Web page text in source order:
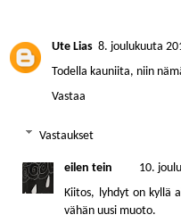
Ute Lias 8. joulukuuta
Todella kauniita, niin
Vastaa
Vastaukset
eilen tein
10.
Kiitos, lyhdyt on kyllä
vähän uusi muoto.